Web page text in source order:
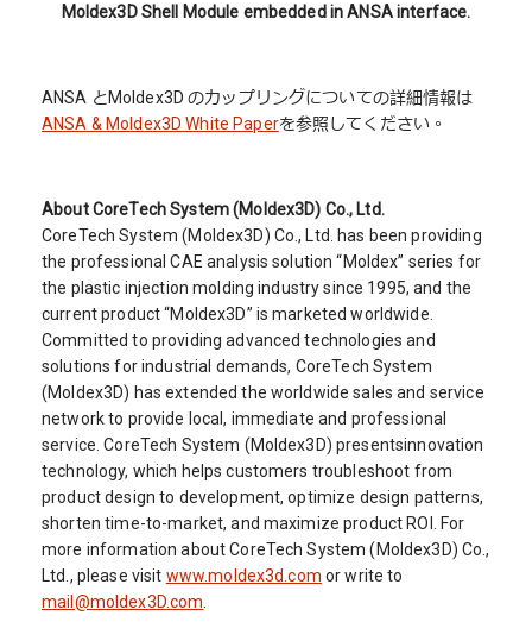
Moldex3D Shell Module embedded in ANSA interface.
ANSA とMoldex3D のカップリングについての詳細情報は
ANSA & Moldex3D White Paperを参照してください。
About CoreTech System (Moldex3D) Co., Ltd.
CoreTech System (Moldex3D) Co., Ltd. has been providing
the professional CAE analysis solution “Moldex” series for
the plastic injection molding industry since 1995, and the
current product “Moldex3D” is marketed worldwide.
Committed to providing advanced technologies and
solutions for industrial demands, CoreTech System
(Moldex3D) has extended the worldwide sales and service
network to provide local, immediate and professional
service. CoreTech System (Moldex3D) presentsinnovation
technology, which helps customers troubleshoot from
product design to development, optimize design patterns,
shorten time-to-market, and maximize product ROI. For
more information about CoreTech System (Moldex3D) Co.,
Ltd., please visit www.moldex3d.com or write to
mail@moldex3D.com